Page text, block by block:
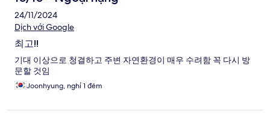
24/11/2024
Dịch với Google
최고!!
기대 이상으로 청결하고 주변 자연환경이 매우 수려함 꼭 다시 방
문할 것임
Joonhyung, nghỉ 1 đêm